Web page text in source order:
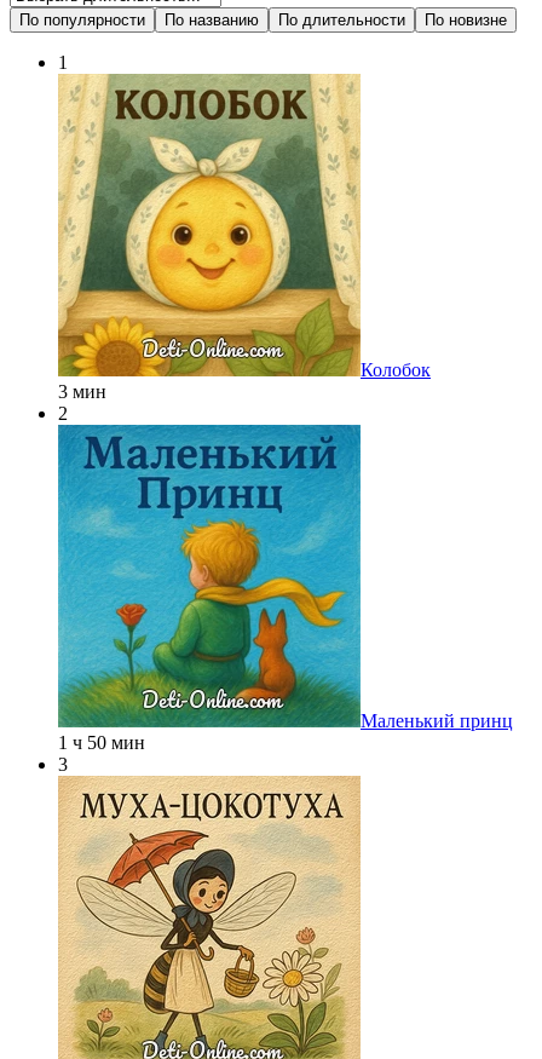
По популярности По названию По длительности По новизне
1
Колобок
3 мин
2
Маленький принц
1 ч 50 мин
3